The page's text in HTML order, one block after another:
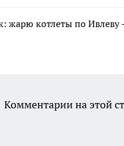
жарю котлеты по
Комментарии на этой